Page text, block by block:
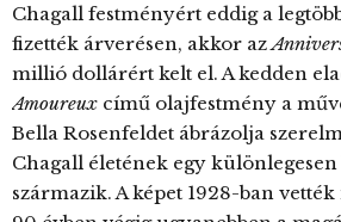
Chagall festményért eddig a
fizették árverésen, akkor az
millió dollárért kelt el. A kedden
Amoureux című olajfestmény a
Bella Rosenfeldet ábrázolja
Chagall életének egy különlegesen
származik. A képet 1928-ban